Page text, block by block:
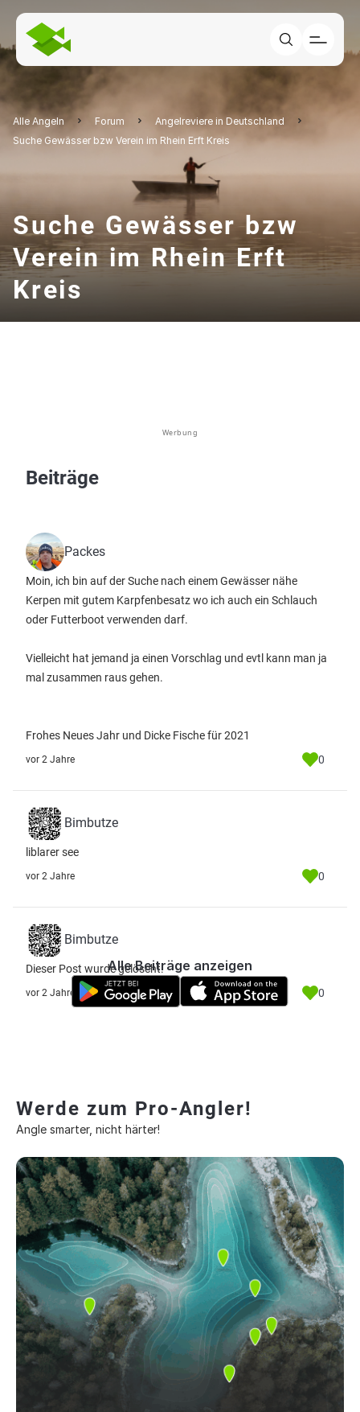
Alle Angeln Forum
Angelreviere in Deutschland
Suche Gewässer bzw Verein im Rhein Erft Kreis
Suche Gewässer bzw
Verein im Rhein Erft
Kreis
Werbung
Beiträge
Packes
Moin, ich bin auf der Suche nach einem Gewässer nähe
Kerpen mit gutem Karpfenbesatz wo ich auch ein Schlauch
oder Futterboot verwenden darf.
Vielleicht hat jemand ja einen Vorschlag und evtl kann man ja
mal zusammen raus gehen.
Frohes Neues Jahr und Dicke Fische für 2021
vor 2 Jahre 0
Bimbutze
liblarer see
vor 2 Jahre 0
Bimbutze
Dieser Post wurde gelöscht.
vor 2 Jahre 0
Alle Beiträge anzeigen
Werde zum Pro-Angler!
Angle smarter, nicht härter!